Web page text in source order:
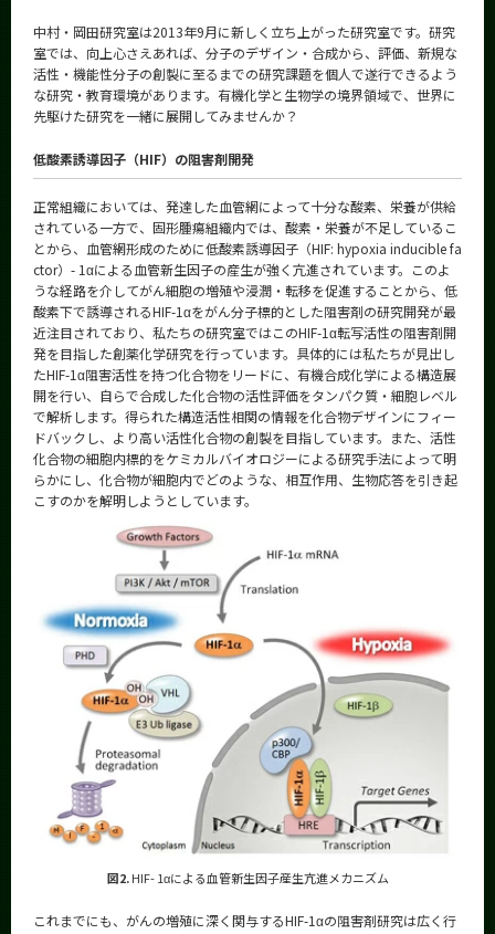
中村・岡田研究室は2013年9月に新しく立ち上がった研究室です。研究
室では、向上心さえあれば、分子のデザイン・合成から、評価、新規な
活性・機能性分子の創製に至るまでの研究課題を個人で遂行できるよう
な研究・教育環境があります。有機化学と生物学の境界領域で、世界に
先駆けた研究を一緒に展開してみませんか？
低酸素誘導因子（HIF）の阻害剤開発
正常組織においては、発達した血管網によって十分な酸素、栄養が供給
されている一方で、固形腫瘍組織内では、酸素・栄養が不足しているこ
とから、血管網形成のために低酸素誘導因子（HIF: hypoxia inducible fa
ctor）- 1αによる血管新生因子の産生が強く亢進されています。このよ
うな経路を介してがん細胞の増殖や浸潤・転移を促進することから、低
酸素下で誘導されるHIF-1αをがん分子標的とした阻害剤の研究開発が最
近注目されており、私たちの研究室ではこのHIF-1α転写活性の阻害剤開
発を目指した創薬化学研究を行っています。具体的には私たちが見出し
たHIF-1α阻害活性を持つ化合物をリードに、有機合成化学による構造展
開を行い、自らで合成した化合物の活性評価をタンパク質・細胞レベル
で解析します。得られた構造活性相関の情報を化合物デザインにフィー
ドバックし、より高い活性化合物の創製を目指しています。また、活性
化合物の細胞内標的をケミカルバイオロジーによる研究手法によって明
らかにし、化合物が細胞内でどのような、相互作用、生物応答を引き起
こすのかを解明しようとしています。
図2.HIF- 1αによる血管新生因子産生亢進メカニズム
これまでにも、がんの増殖に深く関与するHIF-1αの阻害剤研究は広く行